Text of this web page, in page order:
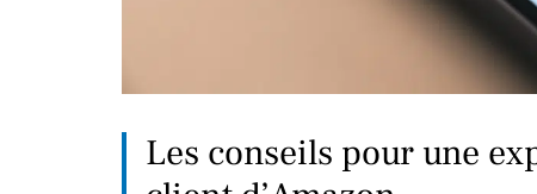
Les conseils pour une